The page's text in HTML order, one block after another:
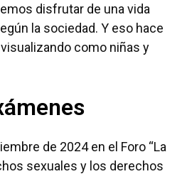
disfrutar de una vida
la sociedad. Y eso hace
como niñas y
de 2024 en el Foro “La
sexuales y los derechos